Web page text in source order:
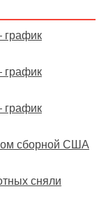
график
график
график
сборной США
сняли